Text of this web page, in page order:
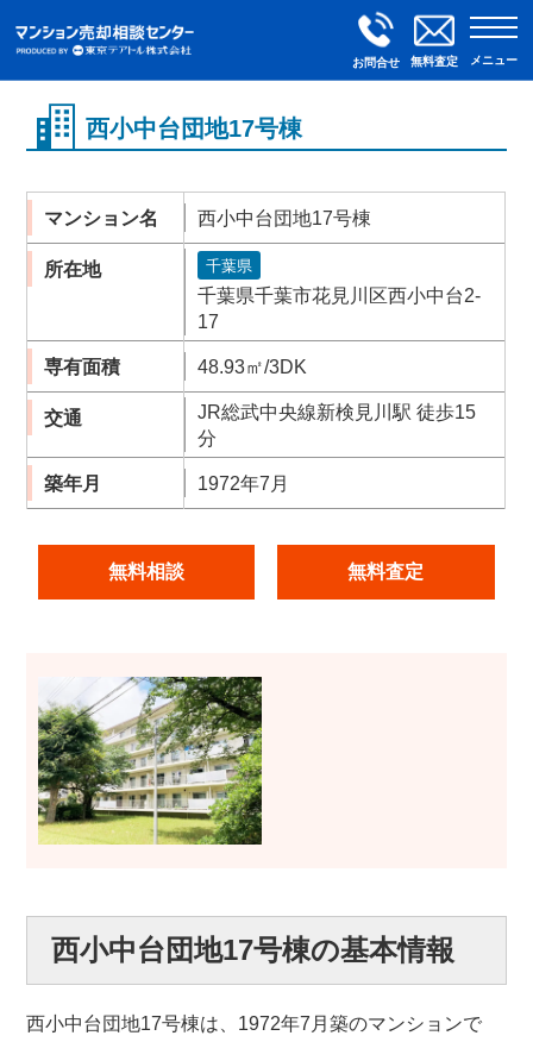
お問合せ 無料査定 メニュー
西小中台団地17号棟
マンション名 西小中台団地17号棟
所在地 千葉県
千葉県千葉市花見川区西小中台2-
17
専有面積 48.93㎡/3DK
交通
JR総武中央線新検見川駅 徒歩15
分
築年月 1972年7月
無料相談 無料査定
西小中台団地17号棟の基本情報
西小中台団地17号棟は、1972年7月築のマンションで